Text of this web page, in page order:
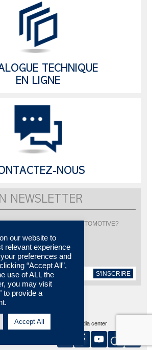
TECHNIQUE
EN LIGNE
NOUS
NEWSLETTER
de l'actualité de LISI AUTOMOTIVE?
notre newsletter
S'INSCRIRE
Contactez-nous
Media center
our website to
relevant experience
preferences and
“Accept All”,
use of ALL the
you may visit
to provide a
Accept All